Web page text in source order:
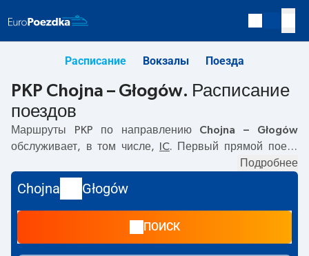
Расписание Вокзалы Поезда
PKP Chojna – Głogów. Расписание
поездов
Маршруты PKP по направлению Chojna – Głogów
обслуживает, в том числе,
IC. Первый прямой поезд
поезд до Głogów отправляется в 22:39. Самое быстрое
путешествие предлагает прямой поезд
Поездка на нём занимает02:15 . По маршрутуChojna–
также курсируют другие поезда:
предлагают более низкую цену билета и, как правило,
Подробнее
Chojna Głogów
ПОИСК